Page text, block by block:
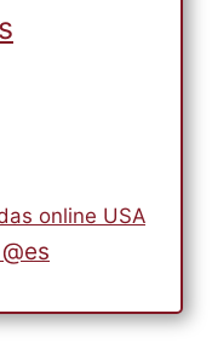
online USA